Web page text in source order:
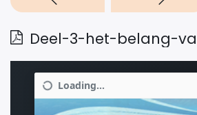
Deel-3-het-belang-